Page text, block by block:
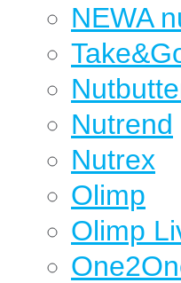
NEWA
Nutrend
Nutrex
Olimp
Olimp